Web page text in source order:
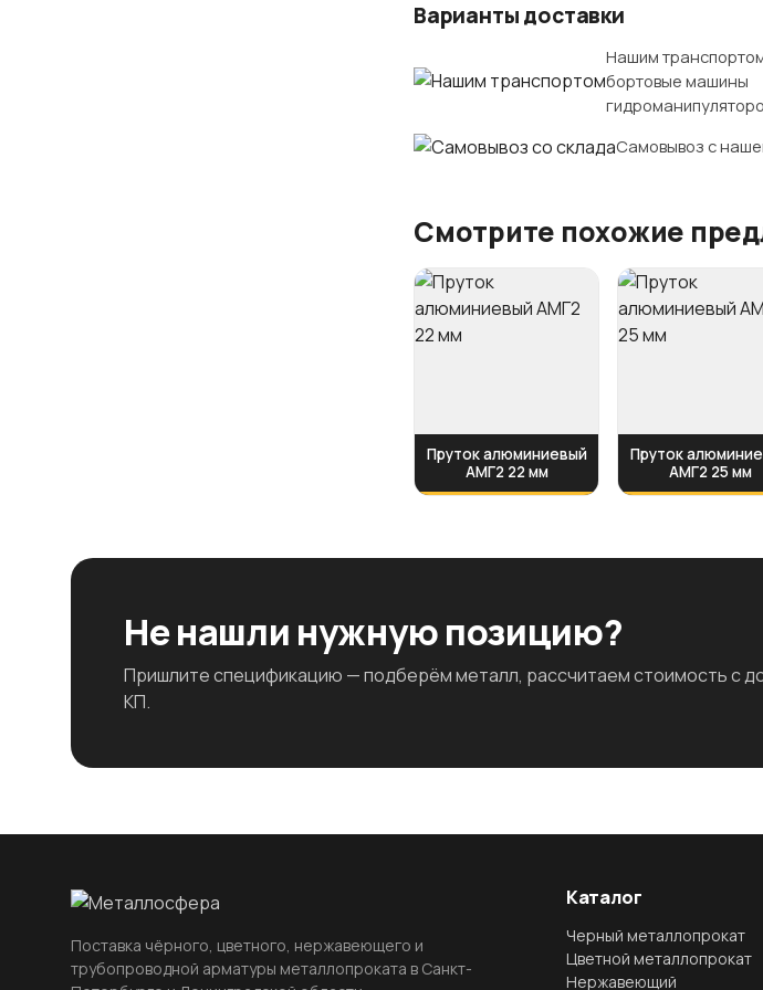
Варианты доставки
Нашим
бортовые машины
Самовывоз с
Смотрите похожие
Пруток алюминиевый
АМГ2 22 мм
Пруток
АМГ2 25 мм
Не нашли нужную позицию?
Пришлите спецификацию — подберём металл, рассчитаем стоимость с
КП.
Поставка чёрного, цветного, нержавеющего и
трубопроводной арматуры металлопроката в Санкт-
Каталог
Черный металлопрокат
Цветной металлопрокат
Нержавеющий